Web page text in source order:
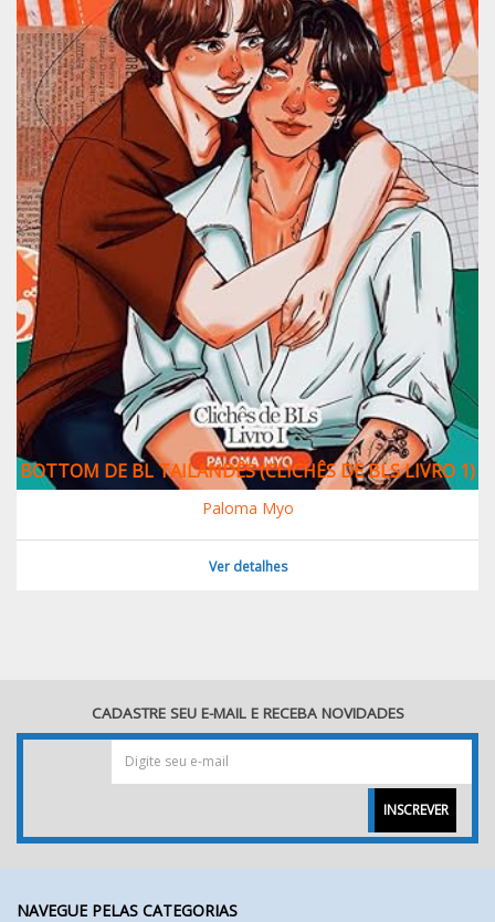
BOTTOM DE BL TAILANDÊS (CLICHÊS DE BLS LIVRO 1)
Paloma Myo
Ver detalhes
CADASTRE SEU E-MAIL E RECEBA NOVIDADES
INSCREVER
NAVEGUE PELAS CATEGORIAS